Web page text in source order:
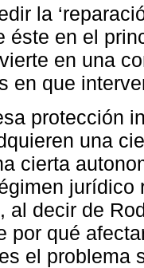
la
éste en el
en una
en que
protección
una
cierta
al decir de
por qué
el problema